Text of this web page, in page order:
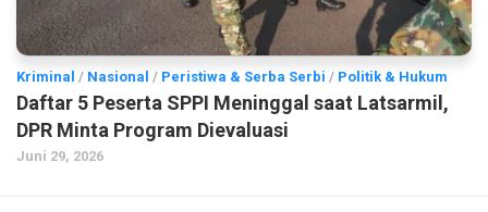
Kriminal / Nasional / Peristiwa & Serba Serbi / Politik & Hukum
Daftar 5 Peserta SPPI Meninggal saat Latsarmil,
DPR Minta Program Dievaluasi
Juni 29, 2026